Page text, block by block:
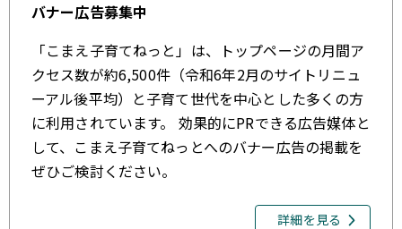
バナー広告募集中
「こまえ子育てねっと」は、トップページの月間ア
クセス数が約6,500件（令和6年2月のサイトリニュ
ーアル後平均）と子育て世代を中心とした多くの方
に利用されています。 効果的にPRできる広告媒体と
して、こまえ子育てねっとへのバナー広告の掲載を
ぜひご検討ください。
詳細を見る